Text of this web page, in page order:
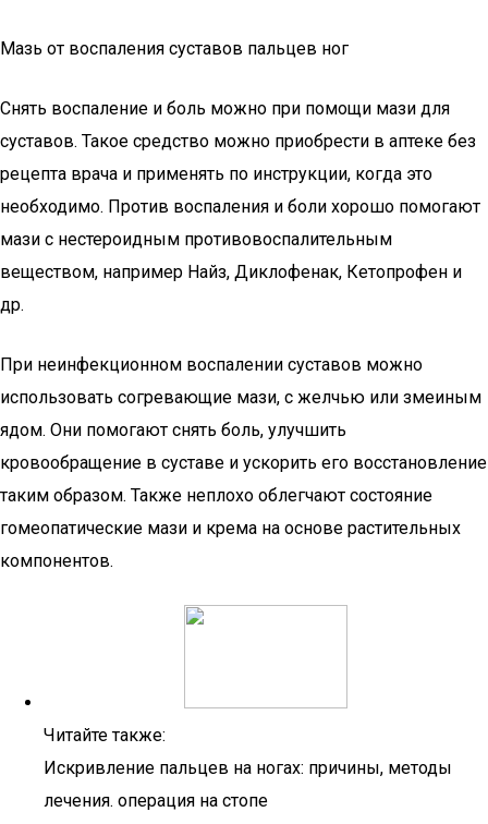
Мазь от воспаления суставов пальцев ног
Снять воспаление и боль можно при помощи мази для
суставов. Такое средство можно приобрести в аптеке без
рецепта врача и применять по инструкции, когда это
необходимо. Против воспаления и боли хорошо помогают
мази с нестероидным противовоспалительным
веществом, например Найз, Диклофенак, Кетопрофен и
др.
При неинфекционном воспалении суставов можно
использовать согревающие мази, с желчью или змеиным
ядом. Они помогают снять боль, улучшить
кровообращение в суставе и ускорить его восстановление
таким образом. Также неплохо облегчают состояние
гомеопатические мази и крема на основе растительных
компонентов.
Читайте также:
Искривление пальцев на ногах: причины, методы
лечения. операция на стопе